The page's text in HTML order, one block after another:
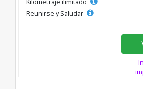
Reunirse y Saludar